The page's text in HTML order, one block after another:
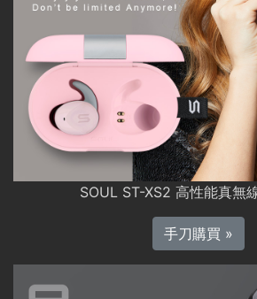
SOUL ST-XS2 高性能真無
手刀購買 »